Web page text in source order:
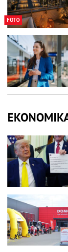
FOTO